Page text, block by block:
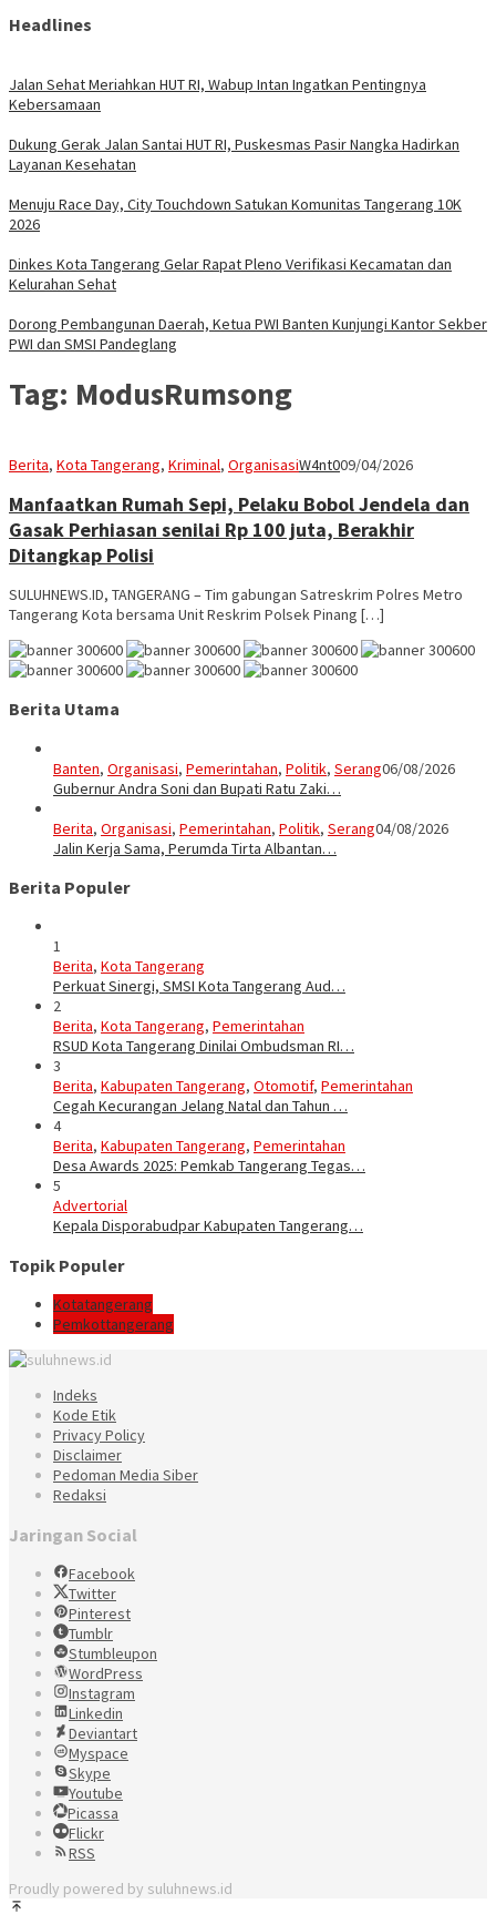
Headlines
Jalan Sehat Meriahkan HUT RI, Wabup Intan Ingatkan Pentingnya
Kebersamaan
Dukung Gerak Jalan Santai HUT RI, Puskesmas Pasir Nangka Hadirkan
Layanan Kesehatan
Menuju Race Day, City Touchdown Satukan Komunitas Tangerang 10K
2026
Dinkes Kota Tangerang Gelar Rapat Pleno Verifikasi Kecamatan dan
Kelurahan Sehat
Dorong Pembangunan Daerah, Ketua PWI Banten Kunjungi Kantor Sekber
PWI dan SMSI Pandeglang
Tag: ModusRumsong
Berita, Kota Tangerang, Kriminal, OrganisasiW4nt009/04/2026
Manfaatkan Rumah Sepi, Pelaku Bobol Jendela dan
Gasak Perhiasan senilai Rp 100 juta, Berakhir
Ditangkap Polisi
SULUHNEWS.ID, TANGERANG – Tim gabungan Satreskrim Polres Metro
Tangerang Kota bersama Unit Reskrim Polsek Pinang […]
Berita Utama
Banten, Organisasi, Pemerintahan, Politik, Serang06/08/2026
Gubernur Andra Soni dan Bupati Ratu Zaki…
Berita, Organisasi, Pemerintahan, Politik, Serang04/08/2026
Jalin Kerja Sama, Perumda Tirta Albantan…
Berita Populer
1
Berita, Kota Tangerang
Perkuat Sinergi, SMSI Kota Tangerang Aud…
2
Berita, Kota Tangerang, Pemerintahan
RSUD Kota Tangerang Dinilai Ombudsman RI…
3
Berita, Kabupaten Tangerang, Otomotif, Pemerintahan
Cegah Kecurangan Jelang Natal dan Tahun …
4
Berita, Kabupaten Tangerang, Pemerintahan
Desa Awards 2025: Pemkab Tangerang Tegas…
5
Advertorial
Kepala Disporabudpar Kabupaten Tangerang…
Topik Populer
Kotatangerang
Pemkottangerang
Indeks
Kode Etik
Privacy Policy
Disclaimer
Pedoman Media Siber
Redaksi
Jaringan Social
Facebook
Twitter
Pinterest
Tumblr
Stumbleupon
WordPress
Instagram
Linkedin
Deviantart
Myspace
Skype
Youtube
Picassa
Flickr
RSS
Proudly powered by suluhnews.id